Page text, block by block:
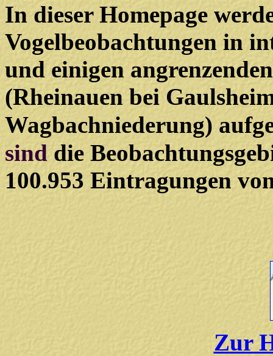
In dieser Homepage
Vogelbeobachtungen in
und einigen
(Rheinauen bei
Wagbachniederung)
sinddie
100.953 Eintragungen
Zur